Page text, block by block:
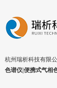
杭州瑞析科技有限
色谱仪|便携式气相